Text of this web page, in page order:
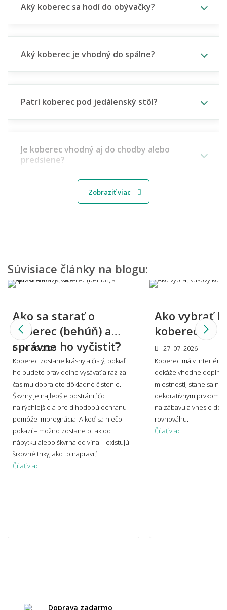
Aký koberec sa hodí do obývačky?
Aký koberec je vhodný do spálne?
Patrí koberec pod jedálenský stôl?
Je koberec vhodný aj do chodby alebo
predsiene?
Aký koberec vybrať do detskej izbičky?
doma?
Viete mi miestnosť namodelovať aj do iného
štýlu interiéru?
🎨 Dizajn farby a štýl
👨‍Odpovede nižšie boli písané v spolupráci s profesionálnym
dizajnérom Miroslavom Holešom.
Aké sú súčasné trendy v motívoch
kobercov?
Ako zladiť koberec s nábytkom a podlahou?
Zobraziť viac
Súvisiace články na blogu:
Ako sa starať o
koberec (behúň) a
správne ho vyčistiť?
10. 06. 2026
Koberec zostane krásny a čistý, pokiaľ
ho budete pravidelne vysávať a raz za
čas mu doprajete dôkladné čistenie.
Škvrny je najlepšie odstrániť čo
najrýchlejšie a pre dlhodobú ochranu
pomôže impregnácia. A keď sa niečo
pokazí – možno zostane otlak od
nábytku alebo škvrna od vína – existujú
šikovné triky, ako to napraviť.
Čítať viac
Ako vybrať
koberec?
27. 07. 2026
Koberec má v interiéri
dokáže vhodne doplniť
miestnosti, stane sa
dekoratívnym prvkom,
na zábavu a vnesie do
rovnováhu.
Čítať viac
Doprava zadarmo